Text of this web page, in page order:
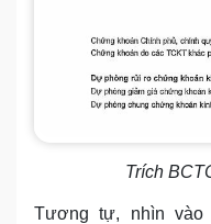
Trích
Tương tự, nhìn vào